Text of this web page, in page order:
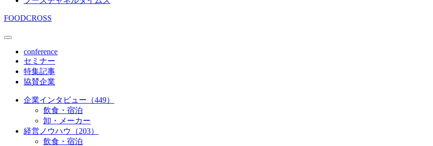
FOODCROSS
conference
セミナー
特集記事
協賛企業
企業インタビュー（449）
飲食・宿泊
卸・メーカー
経営ノウハウ（203）
飲食・宿泊